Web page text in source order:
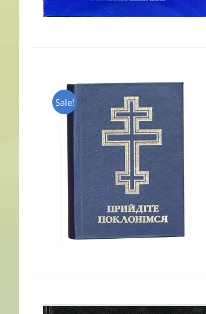
Sale!